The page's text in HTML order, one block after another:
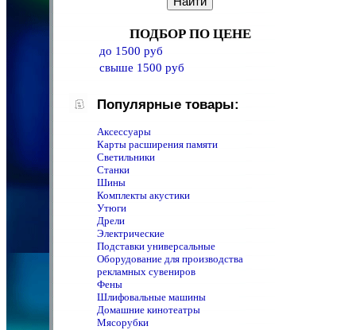
ПОДБОР ПО ЦЕНЕ
до 1500 руб
свыше 1500 руб
Популярные товары:
Аксессуары
Карты расширения памяти
Светильники
Станки
Шины
Комплекты акустики
Утюги
Дрели
Электрические
Подставки универсальные
Оборудование для производства
рекламных сувениров
Фены
Шлифовальные машины
Домашние кинотеатры
Мясорубки